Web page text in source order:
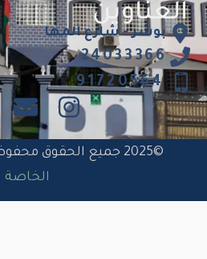
العناوين
بوشر - شارع المها
24033366
91720564
©2025 جميع الحقوق محفوظة
الخاصة